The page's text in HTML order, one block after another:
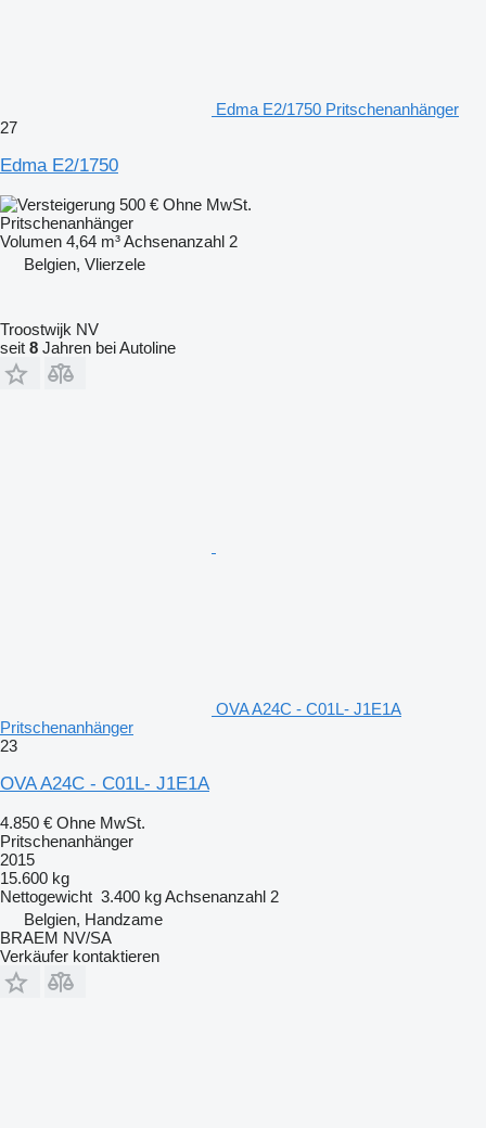
Edma E2/1750 Pritschenanhänger
27
Edma E2/1750
500 € Ohne MwSt.
Pritschenanhänger
Volumen 4,64 m³Achsenanzahl 2
Belgien, Vlierzele
Troostwijk NV
seit 8 Jahren bei Autoline
OVA A24C - C01L- J1E1A
Pritschenanhänger
23
OVA A24C - C01L- J1E1A
4.850 € Ohne MwSt.
Pritschenanhänger
2015
15.600 kg
Nettogewicht 3.400 kgAchsenanzahl 2
Belgien, Handzame
BRAEM NV/SA
Verkäufer kontaktieren